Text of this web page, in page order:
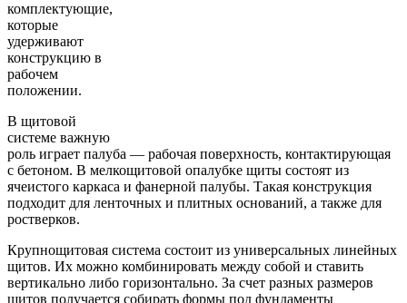
комплектующие,
которые
удерживают
конструкцию в
рабочем
положении.
В щитовой
системе важную
роль играет палуба — рабочая поверхность, контактирующая
с бетоном. В мелкощитовой опалубке щиты состоят из
ячеистого каркаса и фанерной палубы. Такая конструкция
подходит для ленточных и плитных оснований, а также для
ростверков.
Крупнощитовая система состоит из универсальных линейных
щитов. Их можно комбинировать между собой и ставить
вертикально либо горизонтально. За счет разных размеров
щитов получается собирать формы под фундаменты